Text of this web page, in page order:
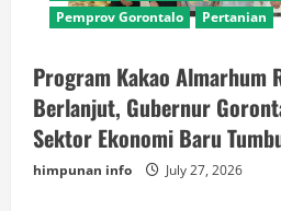
Pemprov Gorontalo
Pertanian
Program Kakao Almarhum
Berlanjut, Gubernur
Sektor Ekonomi Baru
himpunan info July 27, 2026